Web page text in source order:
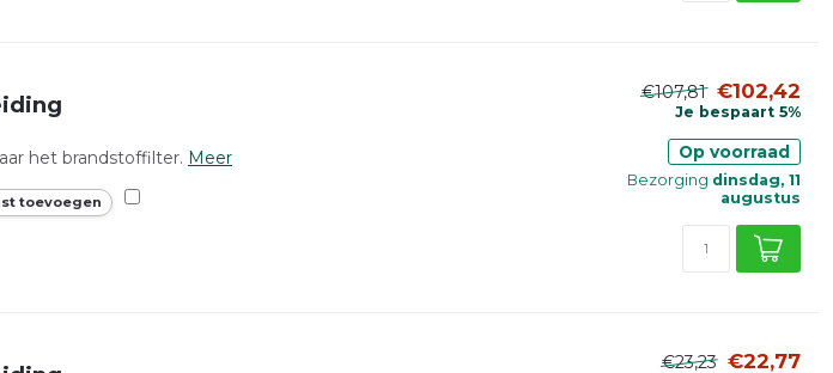
het brandstoffilter. Meer
toevoegen
€107,81 €102,42
Je bespaart 5%
Op voorraad
Bezorging dinsdag, 11
augustus
€23,23 €22,77